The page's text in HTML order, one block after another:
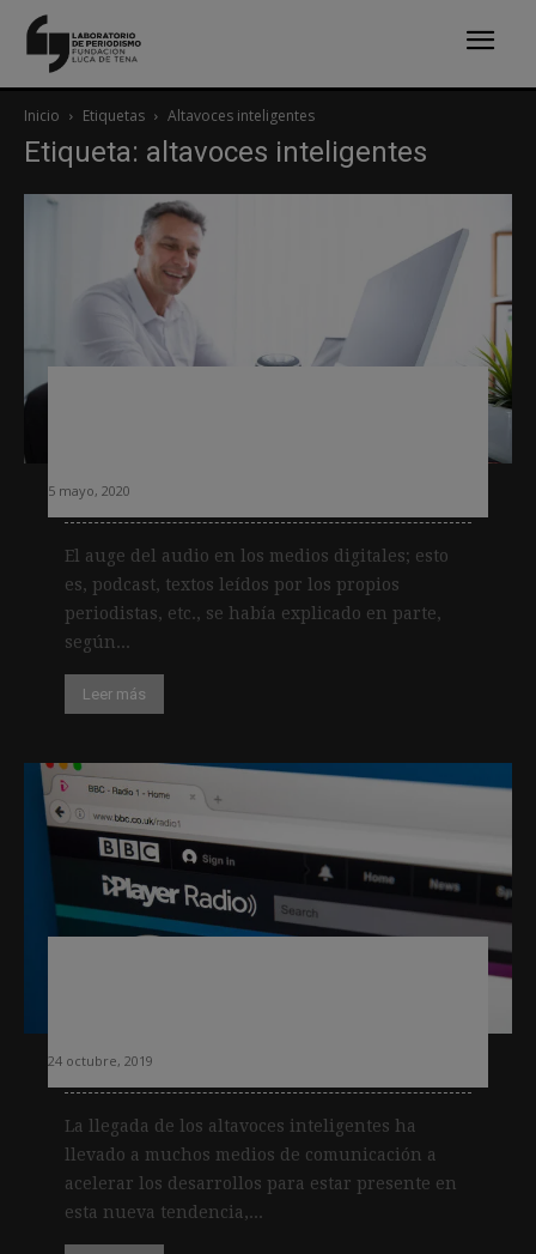
Inicio Etiquetas Altavoces inteligentes
Etiqueta: altavoces inteligentes
5 mayo, 2020
El auge del audio en los medios digitales; esto
es, podcast, textos leídos por los propios
periodistas, etc., se había explicado en parte,
según...
Leer más
24 octubre, 2019
La llegada de los altavoces inteligentes ha
llevado a muchos medios de comunicación a
acelerar los desarrollos para estar presente en
esta nueva tendencia,...